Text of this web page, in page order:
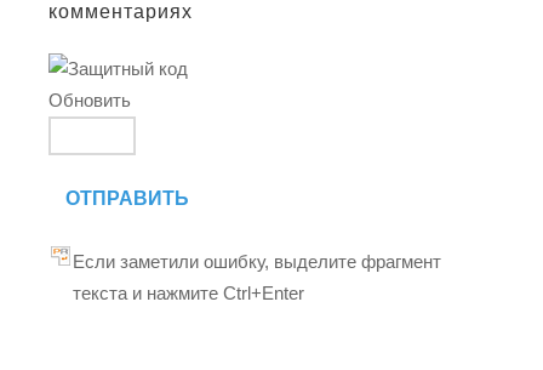
комментариях
Обновить
ОТПРАВИТЬ
Если заметили ошибку, выделите фрагмент
текста и нажмите Ctrl+Enter